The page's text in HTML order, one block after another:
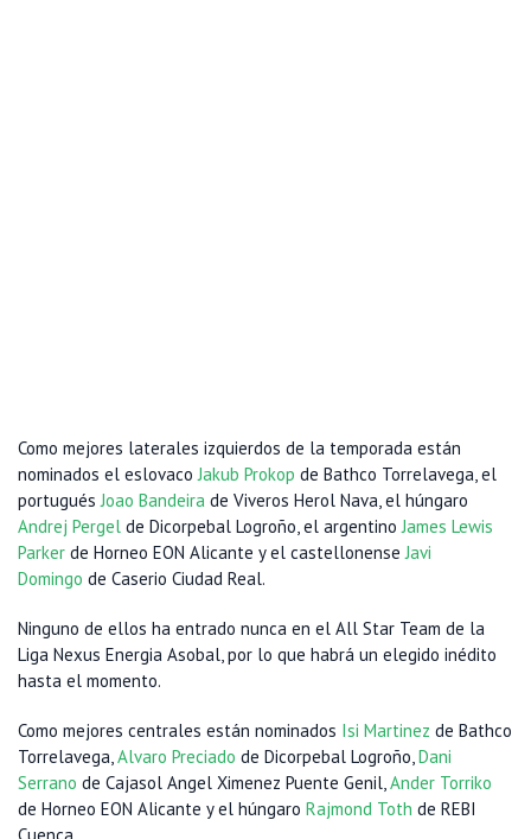
Como mejores laterales izquierdos de la temporada están
nominados el eslovacoJakub Prokop de Bathco Torrelavega, el
portuguésJoao Bandeira de Viveros Herol Nava, el húngaro
Andrej Pergel de Dicorpebal Logroño, el argentinoJames Lewis
Parker de Horneo EON Alicante y el castellonenseJavi
Domingo de Caserio Ciudad Real.
Ninguno de ellos ha entrado nunca en el All Star Team de la
Liga Nexus Energia Asobal, por lo que habrá un elegido inédito
hasta el momento.
Como mejores centrales están nominados Isi Martinez de Bathco
Torrelavega,Alvaro Preciado de Dicorpebal Logroño,Dani
Serrano de Cajasol Angel Ximenez Puente Genil,Ander Torriko
de Horneo EON Alicante y el húngaro Rajmond Toth de REBI